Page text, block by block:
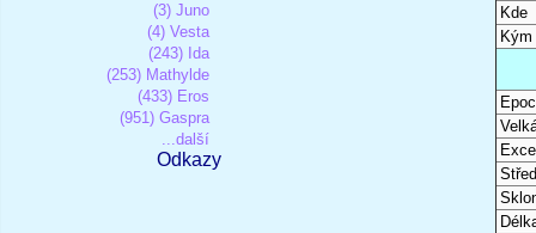
(3) Juno
(4) Vesta
(243) Ida
(253) Mathylde
(433) Eros
(951) Gaspra
...další
Odkazy
Kde
Kým